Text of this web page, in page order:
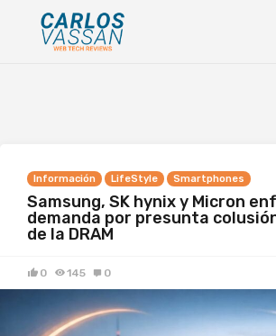
Información LifeStyle Smartphones
Samsung, SK hynix y Micron
demanda por presunta
de la DRAM
0 145 0